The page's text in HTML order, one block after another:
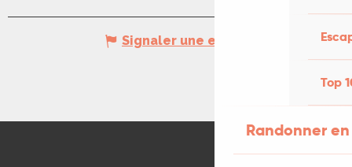
Top
Randonner
Signaler une erreur